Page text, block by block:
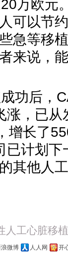
万欧元
可以节
急等移
来说，
功后，
涨，已
增长了
已计划
其他人
人工心脏移植
浪微博 人人网 开